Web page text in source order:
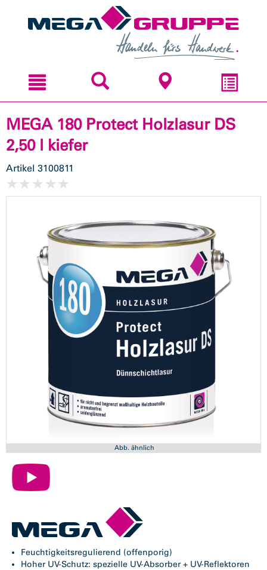
MEGA 180 Protect Holzlasur DS
2,50 l kiefer
Artikel 3100811
Abb. ähnlich
Feuchtigkeitsregulierend (offenporig)
Hoher UV-Schutz: spezielle UV-Absorber + UV-Reflektoren